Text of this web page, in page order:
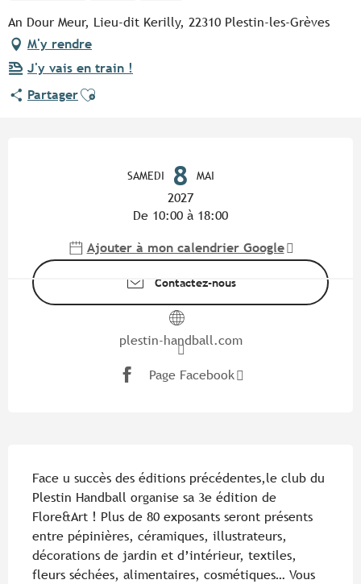
An Dour Meur, Lieu-dit Kerilly, 22310 Plestin-les-Grèves
M'y rendre
J'y vais en train !
PartagerAjouter aux favoris
SAMEDI 8 MAI
2027
De 10:00 à 18:00
Ajouter à mon calendrier Google
Contactez-nous
plestin-handball.com
Page Facebook
Face u succès des éditions précédentes,le club du
Plestin Handball organise sa 3e édition de
Flore&Art ! Plus de 80 exposants seront présents
entre pépinières, céramiques, illustrateurs,
décorations de jardin et d’intérieur, textiles,
fleurs séchées, alimentaires, cosmétiques… Vous